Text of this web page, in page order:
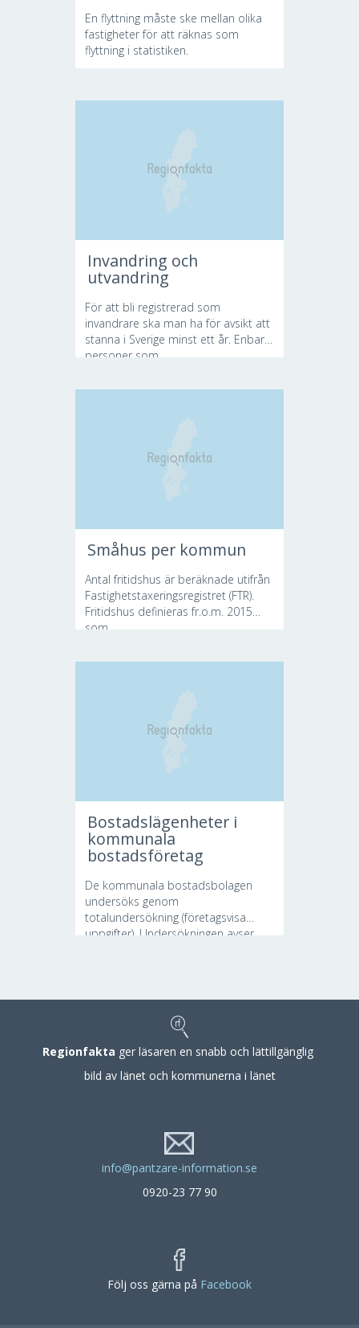
En flyttning måste ske mellan olika
fastigheter för att räknas som
flyttning i statistiken.
Invandring och
utvandring
För att bli registrerad som
invandrare ska man ha för avsikt att
stanna i Sverige minst ett år. Enbart
personer som...
Småhus per kommun
Antal fritidshus är beräknade utifrån
Fastighetstaxeringsregistret (FTR).
Fritidshus definieras fr.o.m. 2015
som...
Bostadslägenheter i
kommunala
bostadsföretag
De kommunala bostadsbolagen
undersöks genom
totalundersökning (företagsvisa
uppgifter). Undersökningen avser...
Regionfakta ger läsaren en snabb och lättillgänglig
bild av länet och kommunerna i länet
info@pantzare-information.se
0920-23 77 90
Följ oss gärna på Facebook